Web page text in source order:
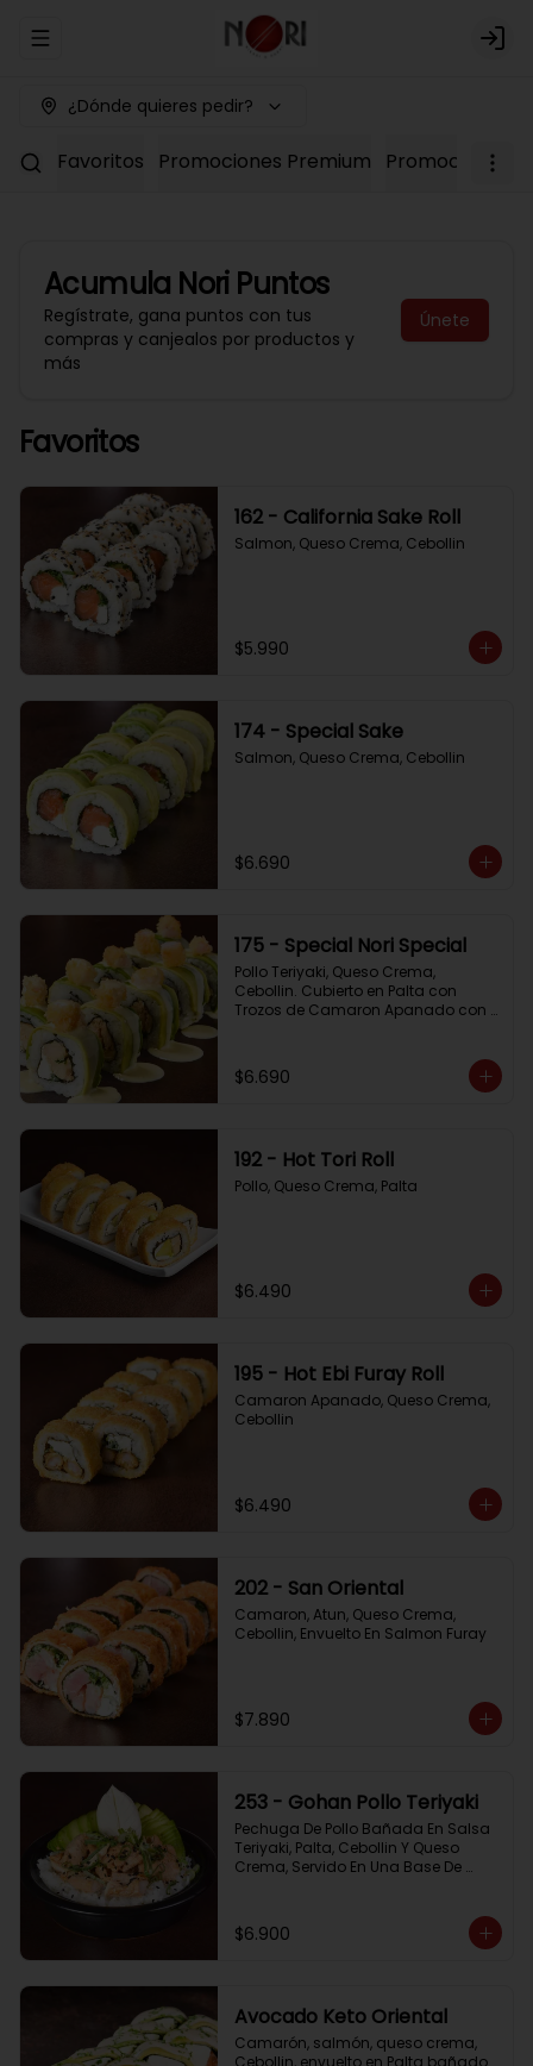
Abrir menu de navegación Login
¿Dónde quieres pedir?
Favoritos Promociones Premium Promociones
Acumula Nori Puntos
Regístrate, gana puntos con tus
compras y canjealos por productos y
más
Únete
Favoritos
162 - California Sake Roll
Salmon, Queso Crema, Cebollin
$5.990
174 - Special Sake
Salmon, Queso Crema, Cebollin
$6.690
175 - Special Nori Special
Pollo Teriyaki, Queso Crema,
Cebollin. Cubierto en Palta con
Trozos de Camaron Apanado con
$6.690
192 - Hot Tori Roll
Pollo, Queso Crema, Palta
$6.490
195 - Hot Ebi Furay Roll
Camaron Apanado, Queso Crema,
Cebollin
$6.490
202 - San Oriental
Camaron, Atun, Queso Crema,
Cebollin, Envuelto En Salmon Furay
$7.890
253 - Gohan Pollo Teriyaki
Pechuga De Pollo Bañada En Salsa
Teriyaki, Palta, Cebollin Y Queso
Crema, Servido En Una Base De
$6.900
Avocado Keto Oriental
Camarón, salmón, queso crema,
Cebollin, envuelto en Palta bañado